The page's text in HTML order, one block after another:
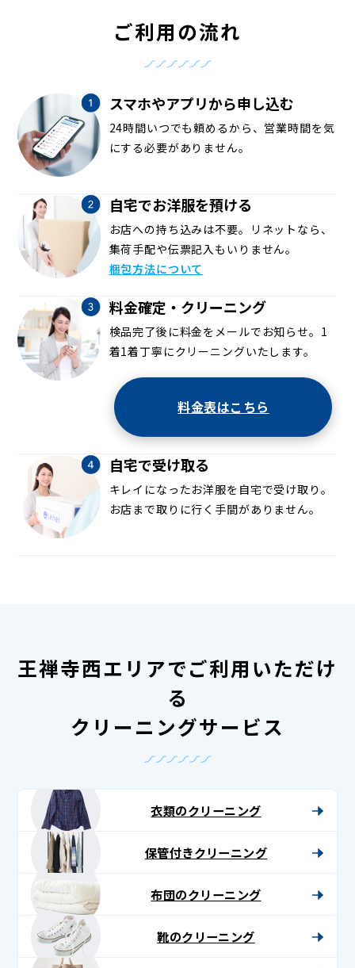
ご利用の流れ
スマホやアプリから申し込む
24時間いつでも頼めるから、営業時間を気
にする必要がありません。
自宅でお洋服を預ける
お店への持ち込みは不要。リネットなら、
集荷手配や伝票記入もいりません。
梱包方法について
料金確定・クリーニング
検品完了後に料金をメールでお知らせ。1
着1着丁寧にクリーニングいたします。
料金表はこちら
自宅で受け取る
キレイになったお洋服を自宅で受け取り。
お店まで取りに行く手間がありません。
王禅寺西エリアでご利用いただけ
る
クリーニングサービス
衣類のクリーニング
保管付きクリーニング
布団のクリーニング
靴のクリーニング